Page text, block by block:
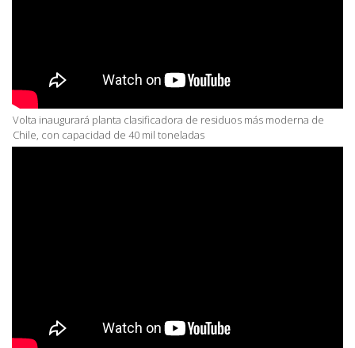
Volta inaugurará planta clasificadora de residuos más moderna de
Chile, con capacidad de 40 mil toneladas